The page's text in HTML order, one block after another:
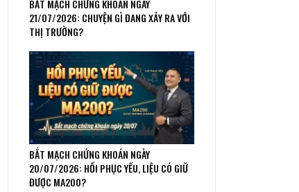
BẮT MẠCH CHỨNG KHOÁN NGÀY
21/07/2026: CHUYỆN GÌ ĐANG XẢY RA VỚI
THỊ TRƯỜNG?
BẮT MẠCH CHỨNG KHOÁN NGÀY
20/07/2026: HỒI PHỤC YẾU, LIỆU CÓ GIỮ
ĐƯỢC MA200?